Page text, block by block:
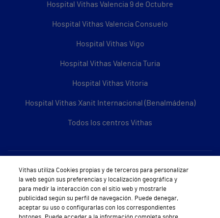
Hospital Vithas Valencia 9 de Octubre
Hospital Vithas Valencia Consuelo
Hospital Vithas Vigo
Hospital Vithas Valencia Turia
Hospital Vithas Vitoria
Hospital Vithas Xanit Internacional (Benalmádena)
Todos los centros Vithas
Sobre Vithas
Quiénes somos
Trabajar en Vithas
Vithas utiliza Cookies propias y de terceros para personalizar
la web según sus preferencias y localización geográfica y
para medir la interacción con el sitio web y mostrarle
publicidad según su perfil de navegación. Puede denegar,
aceptar su uso o configurarlas con los correspondientes